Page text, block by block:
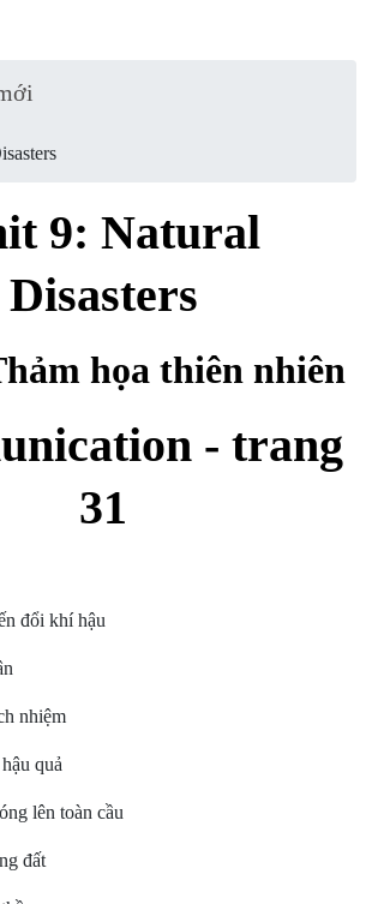
9: Natural
Disasters
họa thiên nhiên
- trang
31
đổi khí hậu
nhiệm
quả
lên toàn cầu
đất